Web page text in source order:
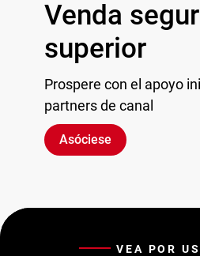
Venda
superior
Prospere con el apoyo
partners de canal
Asóciese
VEA POR